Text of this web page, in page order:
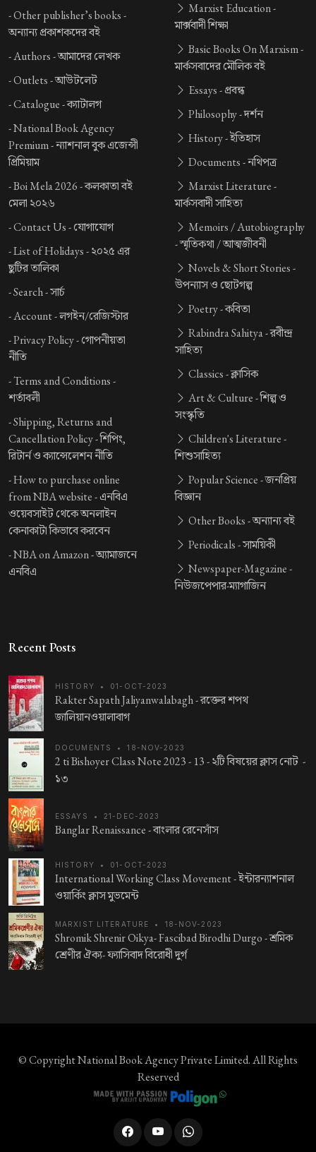
-Other publisher’s books -
অন্যান্য প্রকাশকদের বই
-Authors -আমাদের লেখক
-Outlets -আউটলেট
-Catalogue -ক্যাটালগ
-National Book Agency
Premium -ন্যাশনাল বুক এজেন্সী
প্রিমিয়াম
-Boi Mela 2026 -কলকাতা বই
মেলা ২০২৬
-Contact Us -যোগাযোগ
-List of Holidays -২০২৫ এর
ছুটির তালিকা
-Search -সার্চ
-Account -লগইন/রেজিস্টার
-Privacy Policy -গোপনীয়তা
নীতি
-Terms and Conditions -
শর্তাবলী
-Shipping, Returns and
Cancellation Policy -শিপিং,
রিটার্ন ও ক্যান্সেলেশন নীতি
-How to purchase online
from NBA website -এনবিএ
ওয়েবসাইট থেকে অনলাইন
কেনাকাটা কিভাবে করবেন
-NBA on Amazon -অ্যামাজনে
এনবিএ
Marxist Education -
মার্ক্সবাদী শিক্ষা
Basic Books On Marxism -
মার্কসবাদের মৌলিক বই
Essays -প্রবন্ধ
Philosophy -দর্শন
History -ইতিহাস
Documents -নথিপত্র
Marxist Literature -
মার্কসবাদী সাহিত্য
Memoirs / Autobiography
-স্মৃতিকথা / আত্মজীবনী
Novels & Short Stories -
উপন্যাস ও ছোটগল্প
Poetry -কবিতা
Rabindra Sahitya -রবীন্দ্র
সাহিত্য
Classics -ক্লাসিক
Art & Culture -শিল্প ও
সংস্কৃতি
Children's Literature -
শিশুসাহিত্য
Popular Science -জনপ্রিয়
বিজ্ঞান
Other Books -অন্যান্য বই
Periodicals -সাময়িকী
Newspaper-Magazine -
নিউজপেপার-ম্যাগাজিন
Recent Posts
HISTORY • 01-OCT-2023
Rakter Sapath Jaliyanwalabagh -রক্তের শপথ
জালিয়ানওয়ালাবাগ
DOCUMENTS • 18-NOV-2023
2 ti Bishoyer Class Note 2023 - 13 -২টি বিষয়ের ক্লাস নোট -
১৩
ESSAYS • 21-DEC-2023
Banglar Renaissance -বাংলার রেনেসাঁস
HISTORY • 01-OCT-2023
International Working Class Movement -ইন্টারন্যাশনাল
ওয়ার্কিং ক্লাস মুভমেন্ট
MARXIST LITERATURE • 18-NOV-2023
Shromik Shrenir Oikya- Fascibad Birodhi Durgo -শ্রমিক
শ্রেণীর ঐক্য- ফ্যাসিবাদ বিরোধী দুর্গ
© CopyrightNational Book Agency Private Limited. All Rights
Reserved